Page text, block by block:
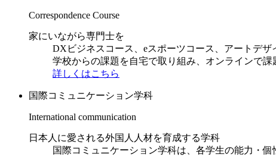
Correspondence Course
家にいながら専門士を
DXビジネスコース、eスポーツコース、アートデザ
学校からの課題を自宅で取り組み、オンラインで課
詳しくはこちら
国際コミュニケーション学科
International communication
日本人に愛される外国人人材を育成する学科
国際コミュニケーション学科は、各学生の能力・